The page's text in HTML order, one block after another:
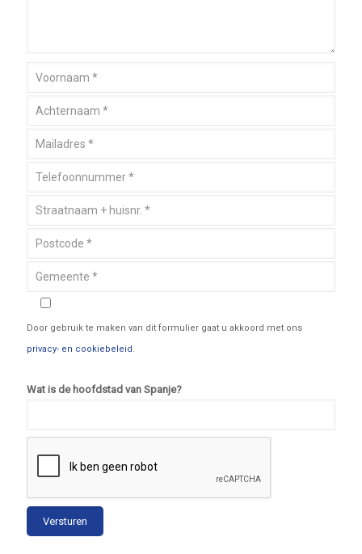
Door gebruik te maken van dit formulier gaat u akkoord met ons
privacy- en cookiebeleid.
Wat is de hoofdstad van Spanje?